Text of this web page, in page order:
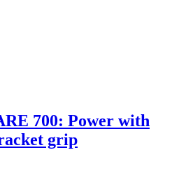
700: Power with
grip